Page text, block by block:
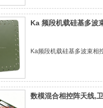
8GHz~10GHz在8.5-
Ka 频段机载硅基多波
Ka频段机载硅基多波束相
数模混合相控阵天线,